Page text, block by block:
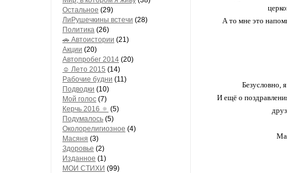
Остальное (29)
ЛиРушечкины встечи (28)
Политика (26)
🚗 Автоистории (21)
Акции (20)
Автопробег 2014 (20)
☺ Лето 2015 (14)
Рабочие будни (11)
Подводки (10)
Мой голос (7)
Керчь 2016 🔅 (5)
Подумалось (5)
Околорелигиозное (4)
Масяня (3)
Здоровье (2)
Изданное (1)
МОИ СТИХИ (99)
А то мне это
Безусловно,
И ещё о